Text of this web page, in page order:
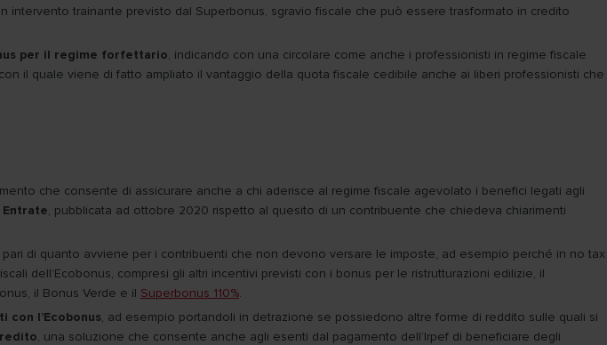
intervento trainante previsto dal Superbonus, sgravio fiscale che può essere trasformato in credito
per il regime forfettario, indicando con una circolare come anche i professionisti in regime fiscale
il quale viene di fatto ampliato il vantaggio della quota fiscale cedibile anche ai liberi professionisti che
che consente di assicurare anche a chi aderisce al regime fiscale agevolato i benefici legati agli
Entrate, pubblicata ad ottobre 2020 rispetto al quesito di un contribuente che chiedeva chiarimenti
pari di quanto avviene per i contribuenti che non devono versare le imposte, ad esempio perché in no tax
dell’Ecobonus, compresi gli altri incentivi previsti con i bonus per le ristrutturazioni edilizie, il
il Bonus Verde e il Superbonus 110%.
l’Ecobonus, ad esempio portandoli in detrazione se possiedono altre forme di reddito sulle quali si
, una soluzione che consente anche agli esenti dal pagamento dell’Irpef di beneficiare degli